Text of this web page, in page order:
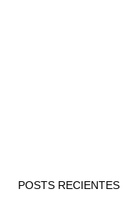
POSTS RECIENTES